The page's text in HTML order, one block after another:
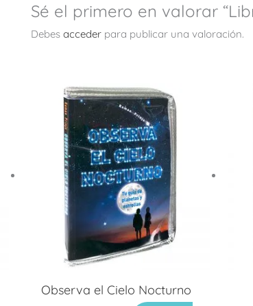
Sé el primero en valorar
Debes acceder para publicar una valoración.
Observa el Cielo Nocturno